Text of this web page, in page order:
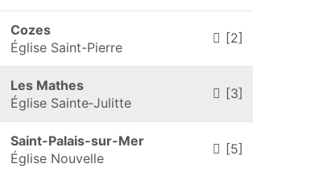
Cozes
Église Saint-Pierre
[2]
Les Mathes
Église Sainte‑Julitte
[3]
Saint-Palais-sur-Mer
Église Nouvelle
[5]